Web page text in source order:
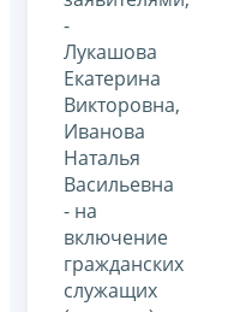
-
Лукашова
Екатерина
Викторовна,
Иванова
Наталья
Васильевна
- на
включение
гражданских
служащих